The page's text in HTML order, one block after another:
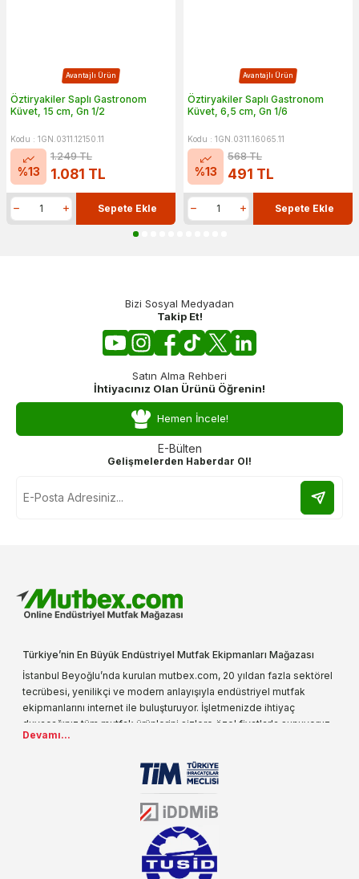
Avantajlı Ürün
Öztiryakiler Saplı Gastronom
Küvet, 15 cm, Gn 1/2
Kodu : 1GN.0311.12150.11
%13
1.249TL
1.081 TL
Sepete Ekle
Avantajlı Ürün
Öztiryakiler Saplı Gastronom
Küvet, 6,5 cm, Gn 1/6
Kodu : 1GN.0311.16065.11
%13
568TL
491 TL
Sepete Ekle
Bizi Sosyal Medyadan
Takip Et!
Satın Alma Rehberi
İhtiyacınız Olan Ürünü Öğrenin!
Hemen İncele!
E-Bülten
Gelişmelerden Haberdar Ol!
Türkiye’nin En Büyük Endüstriyel Mutfak Ekipmanları Mağazası
İstanbul Beyoğlu’nda kurulan mutbex.com, 20 yıldan fazla sektörel
tecrübesi, yenilikçi ve modern anlayışıyla endüstriyel mutfak
ekipmanlarını internet ile buluşturuyor. İşletmenizde ihtiyaç
duyacağınız tüm mutfak ürünlerini sizlere özel fiyatlarla sunuyoruz.
Endüstriyel mutfak malzemesi deyince akla gelen ilk adreslerden
sektörün farklı alanlarında da faliyet gösteren mutbex.com,
Öztiryakiler resmi bayisidir. Öztiryakiler ürünleri üzerinde büyük bir
donanıma sahip ekibi ile müşterilerine koşulsuz destek sunan
mutbex.com ile endüstriyel mutfak malzemeleri konusunda
alacağınız hizmet standartların her zaman üstünde olacaktır.
Devamı...